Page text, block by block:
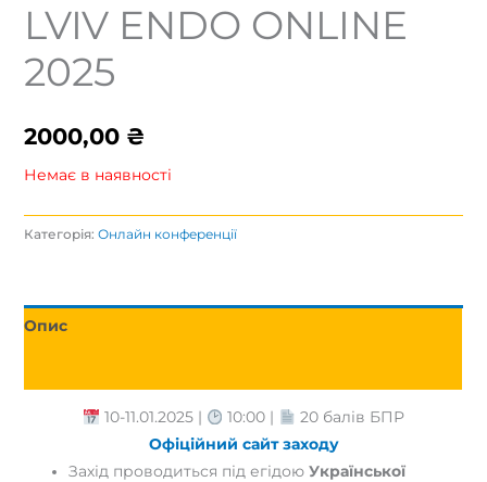
LVIV ENDO ONLINE
2025
2000,00 ₴
Немає в наявності
Категорія:Онлайн конференції
Опис
10-11.01.2025 | 10:00 |
20 балів БПР
Офіційний сайт заходу
Захід проводиться під егідоюУкраїнської